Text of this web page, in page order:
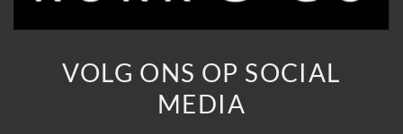
VOLG ONS OP SOCIAL
MEDIA